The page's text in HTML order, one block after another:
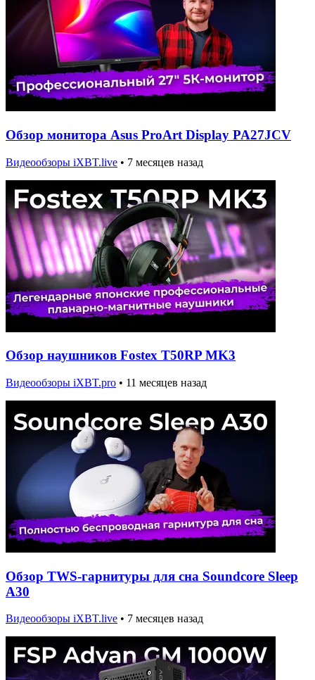
Обзор монитора Asus ProArt Display PA27JCV
Видеообзоры iXBT.live • 7 месяцев назад
Обзор наушников Fostex T50RP MK3
Видеообзоры iXBT.pro • 11 месяцев назад
Обзор TWS-гарнитуры для сна Soundcore Sleep
A30
Видеообзоры iXBT.live • 7 месяцев назад